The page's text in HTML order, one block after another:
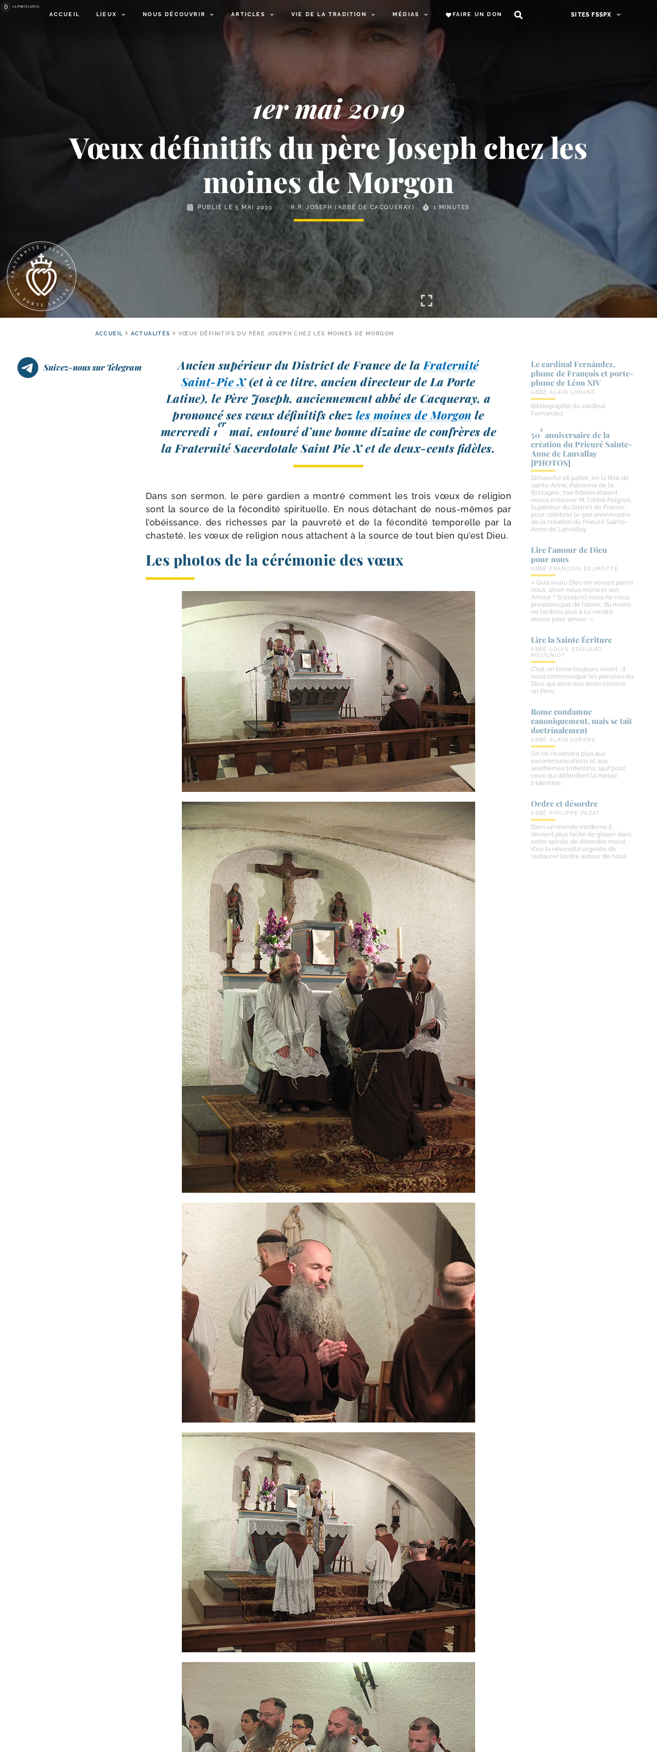
ACCUEIL LIEUX NOUS DÉCOUVRIR ARTICLES VIE DE LA TRADITION MÉDIAS FAIRE UN DON SITES FSSPX
1er mai 2019
Vœux définitifs du père Joseph chez les
moines de Morgon
PUBLIÉ LE 5 MAI 2019 R.P. JOSEPH (ABBÉ DE CACQUERAY) 1 MINUTES
ACCUEIL ACTUALITÉS VŒUX DÉFINITIFS DU PÈRE JOSEPH CHEZ LES MOINES DE MORGON
Suivez-nous sur Telegram Ancien supé­rieur du District de France de la Fraternité
Saint-​Pie X(et à ce titre, ancien direc­teur de La Porte
Latine), le Père Joseph, ancien­ne­ment abbé de Cacqueray, a
pro­non­cé ses vœux défi­ni­tifs chezles moines de Morgon le
mer­cre­di 1
er
mai, entou­ré d’une bonne dizaine de confrères de
la Fraternité Sacerdotale Saint Pie X et de deux-​cents fidèles.
Dans son ser­mon, le père gar­dien a mon­tré com­ment les trois vœux de reli­gion
sont la source de la fécon­di­té spi­ri­tuelle. En nous déta­chant de nous-​mêmes par
l’o­béis­sance, des richesses par la pau­vre­té et de la fécon­di­té tem­po­relle par la
chas­te­té, les vœux de reli­gion nous attachent à la source de tout bien qu’est Dieu.
Les photos de la cérémonie des vœux
Le cardinal Fernández,
plume de François et porte-​
plume de Léon XIV
ABBÉ ALAIN LORANS
Bibliographie du cardinal
Fernandez
50
e
anniversaire de la
création du Prieuré Sainte-​
Anne de Lanvallay
[PHOTOS]
Dimanche 26 juillet, en la fête de
sainte Anne, Patronne de la
Bretagne, 700 fidèles étaient
venus entourer M. l'abbé Peignot,
Supérieur du District de France,
pour célébrer le 50e anniversaire
de la création du Prieuré Sainte-
Anne de Lanvallay
Lire l’amour de Dieu
pour nous
ABBÉ FRANÇOIS DELMOTTE
« Qu’a voulu Dieu en venant parmi
nous, sinon nous montrer son
Amour ? Si jusqu’ici nous ne nous
pressions pas de l’aimer, du moins
ne tardons plus à lui rendre
amour pour amour. »
Lire la Sainte Écriture
ABBÉ LOUIS-EDOUARD
MEUGNIOT
C’est un texte toujours vivant ; il
nous communique les pensées du
Dieu qui aime nos âmes comme
un Père.
Rome condamne
canoniquement, mais se tait
doctrinalement
ABBÉ ALAIN LORANS
On ne reviendra plus aux
excommunications et aux
anathèmes tridentins, sauf pour
ceux qui défendent la messe
tridentine.
Ordre et désordre
ABBÉ PHILIPPE PAZAT
Dans un monde moderne il
devient plus facile de glisser dans
cette spirale de désordre moral,
d’où la nécessité urgente de
restaurer l’ordre autour de nous.